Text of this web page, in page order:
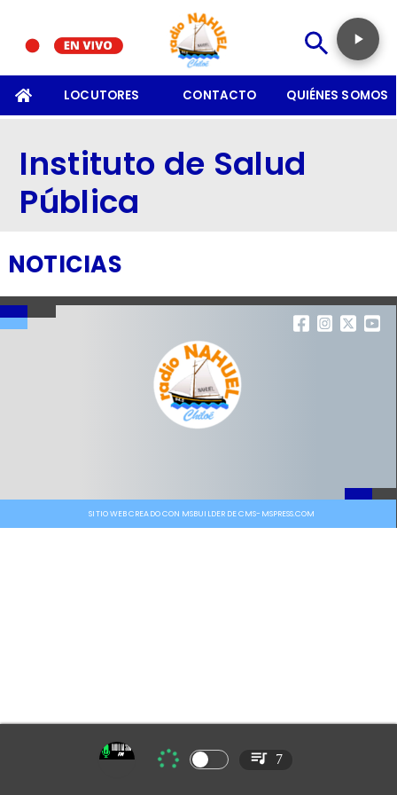
LOCUTORES CONTACTO QUIÉNES SOMOS
Instituto de Salud
Pública
NOTICIAS
SITIO WEB CREADO CON MSBUILDER DE CMS-MSPRESS.COM
7